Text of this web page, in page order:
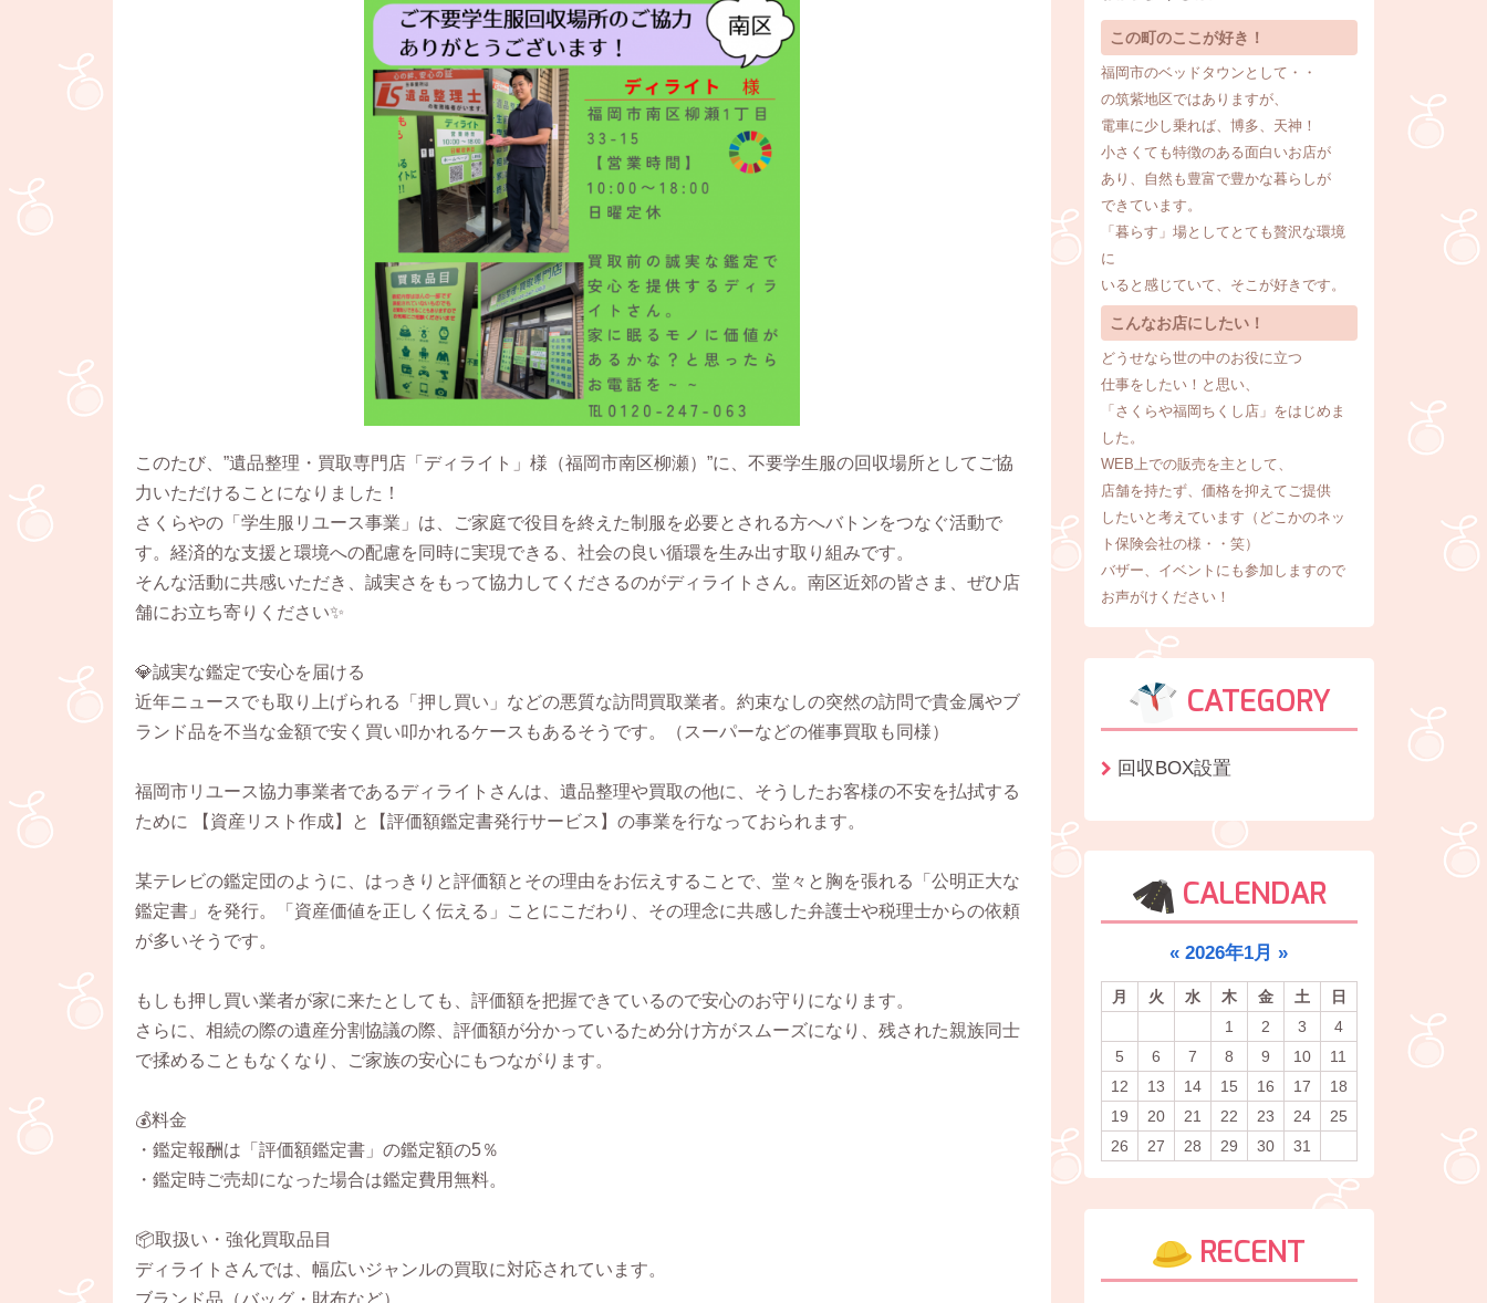
このたび、”遺品整理・買取専門店「ディライト」様（福岡市南区柳瀬）”に、不要学生服の回収場所としてご協
力いただけることになりました！
さくらやの「学生服リユース事業」は、ご家庭で役目を終えた制服を必要とされる方へバトンをつなぐ活動で
す。経済的な支援と環境への配慮を同時に実現できる、社会の良い循環を生み出す取り組みです。
そんな活動に共感いただき、誠実さをもって協力してくださるのがディライトさん。南区近郊の皆さま、ぜひ店
舗にお立ち寄りください✨
💎誠実な鑑定で安心を届ける
近年ニュースでも取り上げられる「押し買い」などの悪質な訪問買取業者。約束なしの突然の訪問で貴金属やブ
ランド品を不当な金額で安く買い叩かれるケースもあるそうです。（スーパーなどの催事買取も同様）
福岡市リユース協力事業者であるディライトさんは、遺品整理や買取の他に、そうしたお客様の不安を払拭する
ために 【資産リスト作成】と【評価額鑑定書発行サービス】の事業を行なっておられます。
某テレビの鑑定団のように、はっきりと評価額とその理由をお伝えすることで、堂々と胸を張れる「公明正大な
鑑定書」を発行。「資産価値を正しく伝える」ことにこだわり、その理念に共感した弁護士や税理士からの依頼
が多いそうです。
もしも押し買い業者が家に来たとしても、評価額を把握できているので安心のお守りになります。
さらに、相続の際の遺産分割協議の際、評価額が分かっているため分け方がスムーズになり、残された親族同士
で揉めることもなくなり、ご家族の安心にもつながります。
💰料金
・鑑定報酬は「評価額鑑定書」の鑑定額の5％
・鑑定時ご売却になった場合は鑑定費用無料。
📦取扱い・強化買取品目
ディライトさんでは、幅広いジャンルの買取に対応されています。
ブランド品（バッグ・財布など）
この町のここが好き！
福岡市のベッドタウンとして・・
の筑紫地区ではありますが、
電車に少し乗れば、博多、天神！
小さくても特徴のある面白いお店が
あり、自然も豊富で豊かな暮らしが
できています。
「暮らす」場としてとても贅沢な環境
に
いると感じていて、そこが好きです。
こんなお店にしたい！
どうせなら世の中のお役に立つ
仕事をしたい！と思い、
「さくらや福岡ちくし店」をはじめま
した。
WEB上での販売を主として、
店舗を持たず、価格を抑えてご提供
したいと考えています（どこかのネッ
ト保険会社の様・・笑）
バザー、イベントにも参加しますので
お声がけください！
CATEGORY
回収BOX設置
CALENDAR
« 2026年1月 »
月 火 水 木 金 土
日
1
2 3
4
5
6 7 8 9 10
11
12
13 14 15 16 17
18
19
20 21 22 23 24
25
26
27 28 29 30 31
RECENT